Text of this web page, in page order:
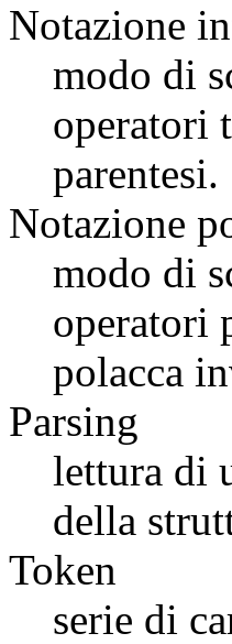
Notazione
modo di
operatori
parentesi.
Notazione
modo di
operatori
polacca
Parsing
lettura di
della
Token
serie di